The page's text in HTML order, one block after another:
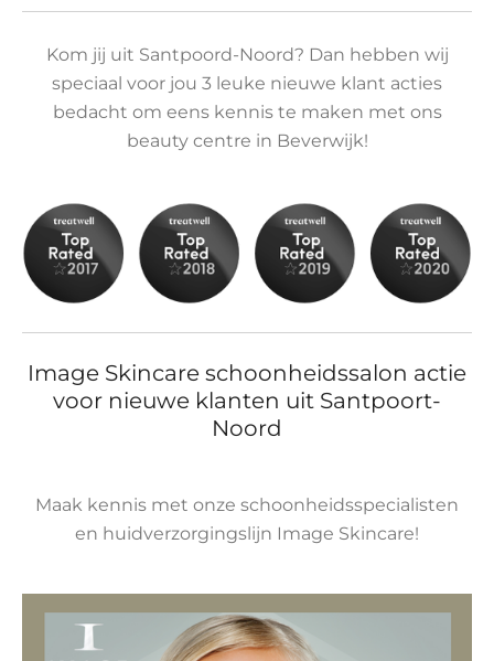
Kom jij uit Santpoord-Noord? Dan hebben wij
speciaal voor jou 3 leuke nieuwe klant acties
bedacht om eens kennis te maken met ons
beauty centre in Beverwijk!
Image Skincare schoonheidssalon actie
voor nieuwe klanten uit Santpoort-
Noord
Maak kennis met onze schoonheidsspecialisten
en huidverzorgingslijn Image Skincare!